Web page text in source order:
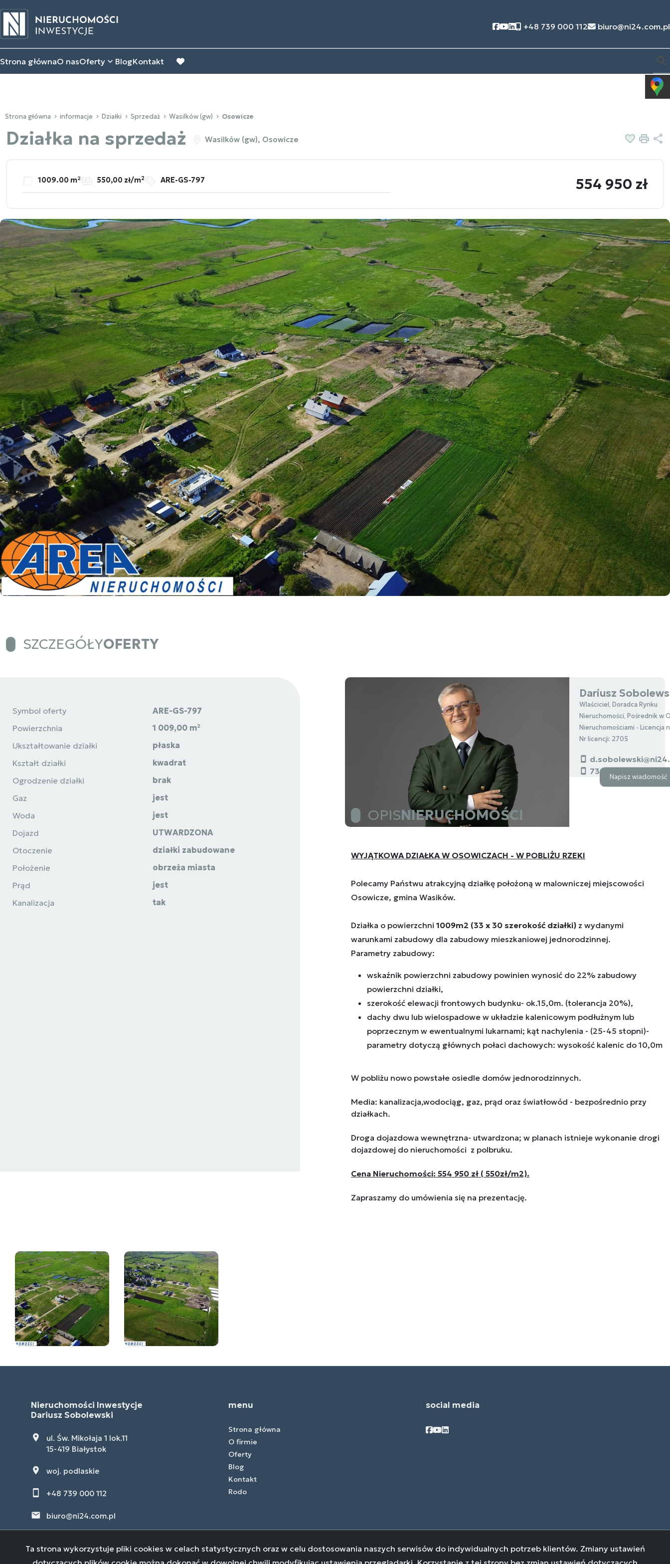
Social link
Social link
Social link
+48 739 000 112 biuro@ni24.com.pl
Strona głównaO nasOferty BlogKontakt
favorite
Strona główna informacje Działki Sprzedaż Wasilków (gw) Osowicze
Działka na sprzedaż Wasilków (gw), Osowicze Dodaj
1009.00 m² 550,00 zł/m2 ARE-GS-797 554 950 zł
SZCZEGÓŁYOFERTY
Symbol oferty
ARE-GS-797
Powierzchnia
1 009,00 m²
Ukształtowanie działki
płaska
Kształt działki
kwadrat
Ogrodzenie działki
brak
Gaz
jest
Woda
jest
Dojazd
UTWARDZONA
Otoczenie
działki zabudowane
Położenie
obrzeża miasta
Prąd
jest
Kanalizacja
tak
Dariusz
Wlaściciel, Doradca Rynku
Nieruchomości, Pośrednik w
Nieruchomościami - Licencja
Nr licencji: 2705
739000112
Napisz wiadomość
OPISNIERUCHOMOŚCI
WYJĄTKOWA DZIAŁKA W OSOWICZACH - W POBLIŻU RZEKI
Polecamy Państwu atrakcyjną działkę położoną w malowniczej miejscowości
Osowicze, gmina Wasików.
Działka o powierzchni 1009m2 (33 x 30 szerokość działki) z wydanymi
warunkami zabudowy dla zabudowy mieszkaniowej jednorodzinnej.
Parametry zabudowy:
wskaźnik powierzchni zabudowy powinien wynosić do 22% zabudowy
powierzchni działki,
szerokość elewacji frontowych budynku- ok.15,0m. (tolerancja 20%),
dachy dwu lub wielospadowe w układzie kalenicowym podłużnym lub
poprzecznym w ewentualnymi lukarnami; kąt nachylenia - (25-45 stopni)-
parametry dotyczą głównych połaci dachowych: wysokość kalenic do 10,0m
W pobliżu nowo powstałe osiedle domów jednorodzinnych.
Media: kanalizacja,wodociąg, gaz, prąd oraz światłowód - bezpośrednio przy
działkach.
Droga dojazdowa wewnętrzna- utwardzona; w planach istnieje wykonanie drogi
dojazdowej do nieruchomości z polbruku.
Cena Nieruchomości: 554 950 zł ( 550zł/m2).
Zapraszamy do umówienia się na prezentację.
Nieruchomości Inwestycje
Dariusz Sobolewski
ul. Św. Mikołaja 1 lok.11
15-419 Białystok
woj. podlaskie
+48 739 000 112
biuro@ni24.com.pl
menu
Strona główna
O firmie
Oferty
Blog
Kontakt
Rodo
social media
Facebook
Facebook
Facebook
Ta strona wykorzystuje pliki cookies w celach statystycznych oraz w celu dostosowania naszych serwisów do indywidualnych potrzeb klientów. Zmiany ustawień